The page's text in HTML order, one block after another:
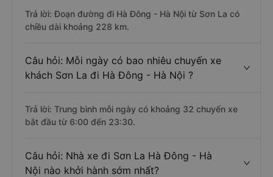
Trả lời: Đoạn đường đi Hà Đông - Hà Nội từ Sơn La có
chiều dài khoảng 228 km.
Câu hỏi: Mỗi ngày có bao nhiêu chuyến xe
khách Sơn La đi Hà Đông - Hà Nội ?
Trả lời: Trung bình mỗi ngày có khoảng 32 chuyến xe
bắt đầu từ 6:00 đến 23:30.
Câu hỏi: Nhà xe đi Sơn La Hà Đông - Hà
Nội nào khởi hành sớm nhất?